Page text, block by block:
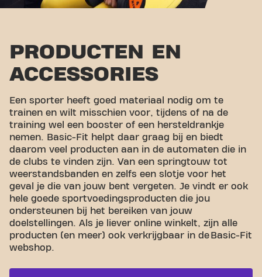
PRODUCTEN EN
ACCESSORIES
Een sporter heeft goed materiaal nodig om te
trainen en wilt misschien voor, tijdens of na de
training wel een booster of een hersteldrankje
nemen. Basic-Fit helpt daar graag bij en biedt
daarom veel producten aan in de automaten die in
de clubs te vinden zijn. Van een springtouw tot
weerstandsbanden en zelfs een slotje voor het
geval je die van jouw bent vergeten. Je vindt er ook
hele goede sportvoedingsproducten die jou
ondersteunen bij het bereiken van jouw
doelstellingen. Als je liever online winkelt, zijn alle
producten (en meer) ook verkrijgbaar in de Basic-Fit
webshop.